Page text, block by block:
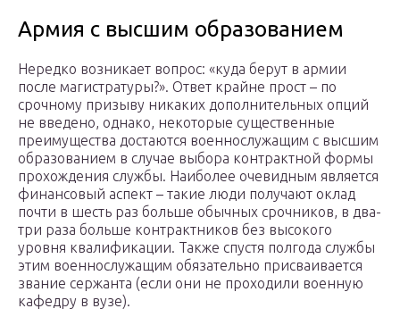
Армия с высшим образованием
Нередко возникает вопрос: «куда берут в армии
после магистратуры?». Ответ крайне прост – по
срочному призыву никаких дополнительных опций
не введено, однако, некоторые существенные
преимущества достаются военнослужащим с высшим
образованием в случае выбора контрактной формы
прохождения службы. Наиболее очевидным является
финансовый аспект – такие люди получают оклад
почти в шесть раз больше обычных срочников, в два-
три раза больше контрактников без высокого
уровня квалификации. Также спустя полгода службы
этим военнослужащим обязательно присваивается
звание сержанта (если они не проходили военную
кафедру в вузе).